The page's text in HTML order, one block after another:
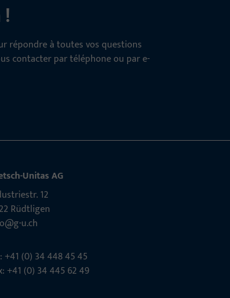
répondre à toutes vos questions
contacter par téléphone ou par e-
Unitas AG
12
Rüdt­ligen
u.ch
+41 (0) 34 448 45 45
+41 (0) 34 445 62 49